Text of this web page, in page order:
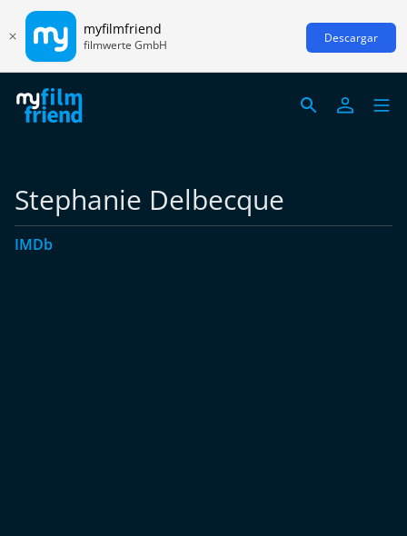
myfilmfriend
filmwerte GmbH Descargar
Stephanie Delbecque
IMDb